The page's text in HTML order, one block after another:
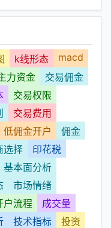
k线形态
macd
力资金
交易佣金
交易权限
交易费用
低佣金开户
佣金
选择
印花税
基本面分析
市场情绪
户流程
成交量
技术指标
投资